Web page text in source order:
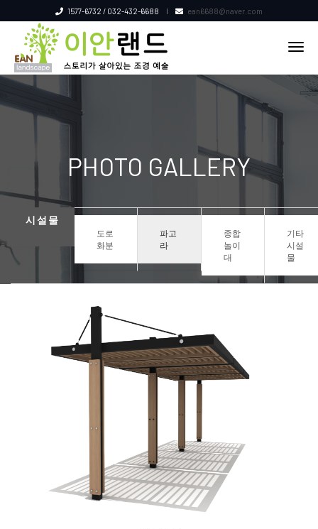
1577-6732 / 032-432-6688 ean6688@naver.com
PHOTO GALLERY
시설물
도로
화분
파고
라
종합
놀이
대
기타
시설
물